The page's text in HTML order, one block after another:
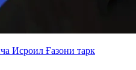
Исроил Ғазони тарк